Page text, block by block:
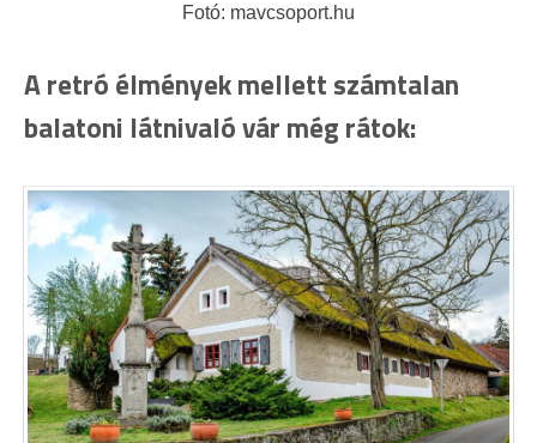
Fotó: mavcsoport.hu
A retró élmények mellett számtalan
balatoni látnivaló vár még rátok: